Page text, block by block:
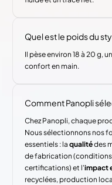
Quel est le poids du
Il pèse environ 18 à 20 g,
confort en main.
Comment Panopli
Chez Panopli, chaque
Nous sélectionnons nos
essentiels : laqualitédes
de fabrication
certifications) et l'impact
recyclées, production